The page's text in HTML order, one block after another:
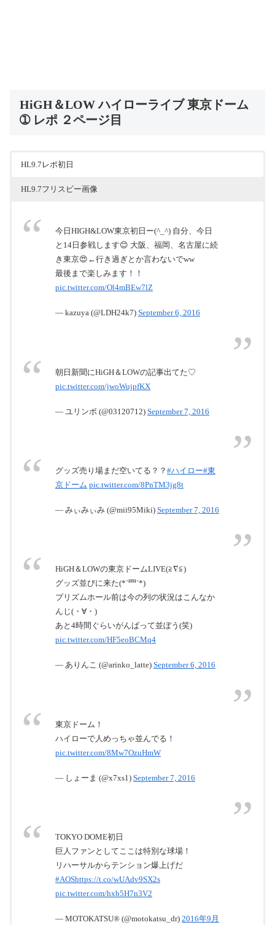
HiGH＆LOW ハイローライブ 東京ドーム
➀ レポ ２ページ目
HL9.7レポ初日
HL9.7フリスビー画像
今日HIGH&LOW東京初日ー(^_^) 自分、今日
と14日参戦します😊 大阪、福岡、名古屋に続
き東京😍←行き過ぎとか言わないでww
最後まで楽しみます！！
pic.twitter.com/Ol4mBEw7lZ
— kazuya (@LDH24k7) September 6, 2016
朝日新聞にHiGH＆LOWの記事出てた♡
pic.twitter.com/jwoWujpfKX
— ユリンボ (@03120712) September 7, 2016
グッズ売り場まだ空いてる？？ #ハイロー#東
京ドーム pic.twitter.com/8PnTM3jg8t
— みぃみぃみ (@mii95Miki) September 7, 2016
HiGH＆LOWの東京ドームLIVE(≧∇≦)
グッズ並びに来た(*´罒`*)
プリズムホール前は今の列の状況はこんなか
んじ(・∀・)
あと4時間ぐらいがんばって並ぼう(笑)
pic.twitter.com/HF5eoBCMq4
— ありんこ (@arinko_latte) September 6, 2016
東京ドーム！
ハイローで人めっちゃ並んでる！
pic.twitter.com/8Mw7OzuHmW
— しょーま (@x7xs1) September 7, 2016
TOKYO DOME初日
巨人ファンとしてここは特別な球場！
リハーサルからテンション爆上げだ
#AOShttps://t.co/wUAdv9SX2s
pic.twitter.com/hxb5H7n3V2
— MOTOKATSU®︎ (@motokatsu_dr) 2016年9月